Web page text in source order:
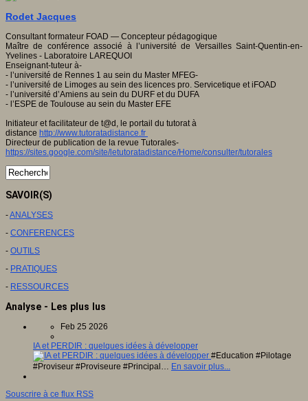
Rodet Jacques
Consultant formateur FOAD — Concepteur pédagogique
Maître de conférence associé à l’université de Versailles Saint-Quentin-en-
Yvelines - Laboratoire LAREQUOI
Enseignant-tuteur à-
- l’université de Rennes 1 au sein du Master MFEG-
- l’université de Limoges au sein des licences pro. Servicetique et iFOAD
- l’université d’Amiens au sein du DURF et du DUFA
- l’ESPE de Toulouse au sein du Master EFE
Initiateur et facilitateur de t@d, le portail du tutorat à
distance http://www.tutoratadistance.fr
Directeur de publication de la revue Tutorales-
https://sites.google.com/site/letutoratadistance/Home/consulter/tutorales
SAVOIR(S)
-ANALYSES
- CONFERENCES
- OUTILS
- PRATIQUES
- RESSOURCES
Analyse - Les plus lus
Feb 25 2026
IA et PERDIR : quelques idées à développer
#Education #Pilotage
#Proviseur #Proviseure #Principal… En savoir plus...
Souscrire à ce flux RSS